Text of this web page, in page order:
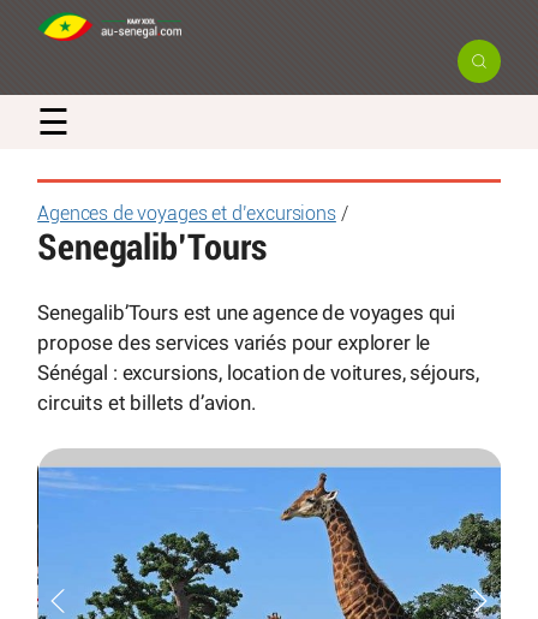
☰
Agences de voyages et d’excursions/
Senegalib’Tours
Senegalib’Tours est une agence de voyages qui
propose des services variés pour explorer le
Sénégal : excursions, location de voitures, séjours,
circuits et billets d’avion.